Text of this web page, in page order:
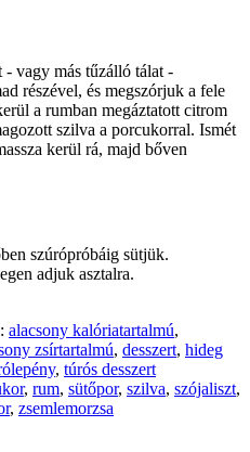
- vagy más tűzálló tálat -
részével, és megszórjuk a fele
a rumban megáztatott citrom
szilva a porcukorral. Ismét
kerül rá, majd bőven
szúrópróbáig sütjük.
adjuk asztalra.
alacsony kalóriatartalmú,
zsírtartalmú, desszert, hideg
, túrós desszert
, rum, sütőpor, szilva, szójaliszt,
, zsemlemorzsa